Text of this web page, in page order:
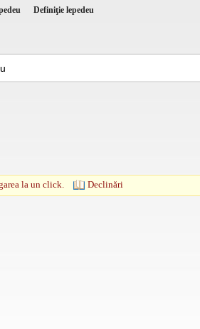
Definiţie lepedeu
la un click. Declinări